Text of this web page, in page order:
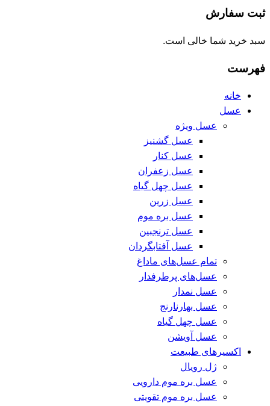
ثبت سفارش
سبد خرید شما خالی است.
فهرست
خانه
عسل
عسل ویژه
عسل گشنیز
عسل کنار
عسل زعفران
عسل چهل گیاه
عسل زرین
عسل بره موم
عسل ترنجبین
عسل آفتابگردان
تمام عسل‌های ماداغ
عسل‌های پرطرفدار
عسل نمدار
عسل بهارنارنج
عسل چهل گیاه
عسل آویشن
اکسیرهای طبیعت
ژل رویال
عسل بره موم دارویی
عسل بره موم تقویتی